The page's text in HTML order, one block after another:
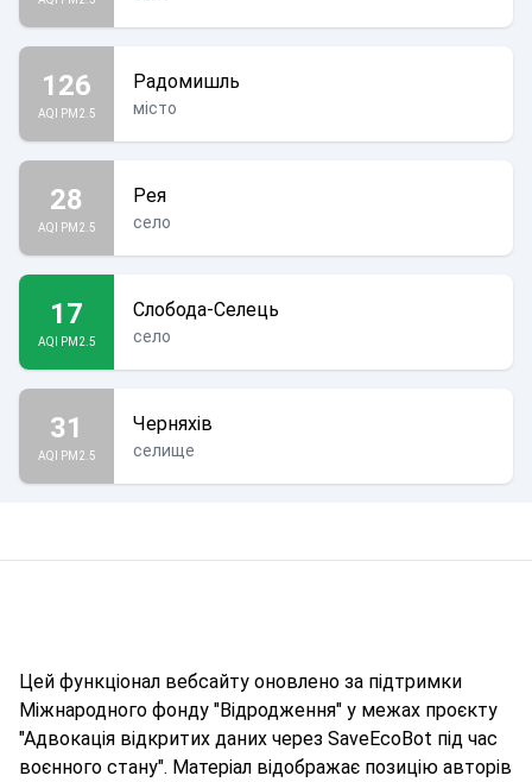
126
AQI PM2.5
Радомишль
місто
28
AQI PM2.5
Рея
село
17
AQI PM2.5
Слобода-Селець
село
31
AQI PM2.5
Черняхів
селище
Цей функціонал вебсайту оновлено за підтримки
Міжнародного фонду "Відродження" у межах проєкту
"Адвокація відкритих даних через SaveEcoBot під час
воєнного стану". Матеріал відображає позицію авторів